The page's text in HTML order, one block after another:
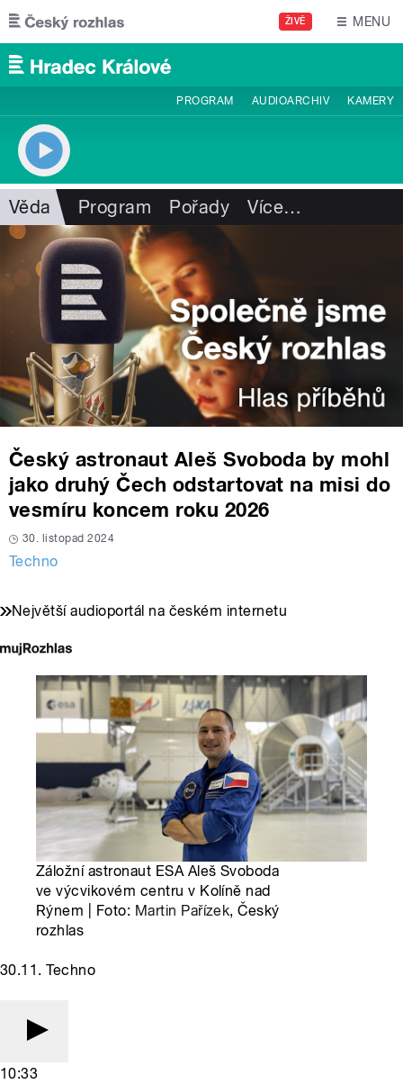
Přejít k hlavnímu obsahu
ŽIVĚ MENU
PROGRAM AUDIOARCHIV KAMERY
Věda Program Pořady Více…
Český astronaut Aleš Svoboda by mohl
jako druhý Čech odstartovat na misi do
vesmíru koncem roku 2026
30. listopad 2024
Techno
Největší audioportál na českém internetu
Záložní astronaut ESA Aleš Svoboda
ve výcvikovém centru v Kolíně nad
Rýnem | Foto: Martin Pařízek, Český
rozhlas
30.11. Techno
10:33